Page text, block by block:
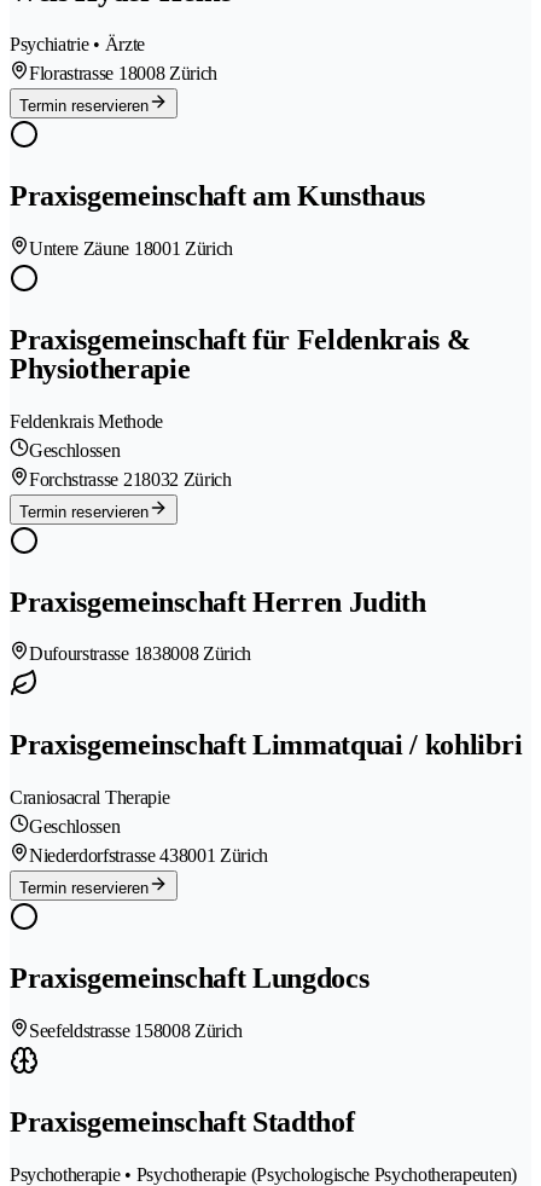
Psychiatrie • Ärzte
Florastrasse 18008 Zürich
Termin reservieren
Praxisgemeinschaft am Kunsthaus
Untere Zäune 18001 Zürich
Praxisgemeinschaft für Feldenkrais &
Physiotherapie
Feldenkrais Methode
Geschlossen
Forchstrasse 218032 Zürich
Termin reservieren
Praxisgemeinschaft Herren Judith
Dufourstrasse 1838008 Zürich
Praxisgemeinschaft Limmatquai / kohlibri
Craniosacral Therapie
Geschlossen
Niederdorfstrasse 438001 Zürich
Termin reservieren
Praxisgemeinschaft Lungdocs
Seefeldstrasse 158008 Zürich
Praxisgemeinschaft Stadthof
Psychotherapie • Psychotherapie (Psychologische Psychotherapeuten)